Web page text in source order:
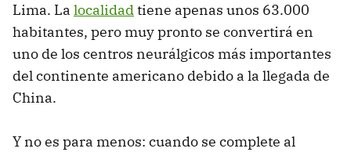
Lima. La localidadtiene apenas unos 63.000
habitantes, pero muy pronto se convertirá en
uno de los centros neurálgicos más importantes
del continente americano debido a la llegada de
China.
Y no es para menos: cuando se complete al